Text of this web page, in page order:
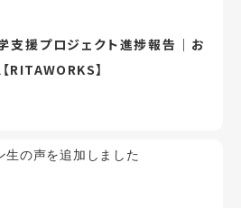
支援プロジェクト進捗報告｜お
RITAWORKS】